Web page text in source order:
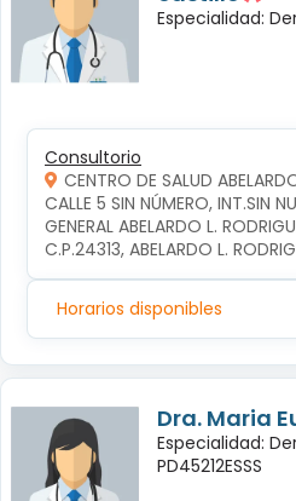
Especialidad:
Consultorio
CENTRO DE SALUD
CALLE 5 SIN NÚMERO, INT.SIN
GENERAL ABELARDO L.
C.P.24313, ABELARDO L.
Horarios disponibles
Dra. Maria
Especialidad:
PD45212ESSS